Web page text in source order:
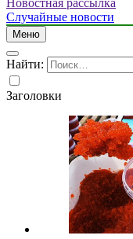
Новостная рассылка
Случайные новости
Меню
Найти:
Заголовки